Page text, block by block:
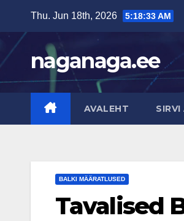
content
Thu. Jun 18th, 2026 5:18:34 AM
naganaga.ee
AVALEHT SIRVI
BALKI MÄÄRATLUSED
Tavalised